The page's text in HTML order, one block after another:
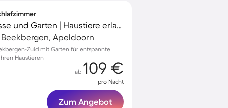
Ferienhaus mit Terrasse und Garten | Haustiere erlaubt
Apeldoorn
Zuid mit Garten für entspannte
Haustieren
ab 109 €
pro Nacht
Zum Angebot